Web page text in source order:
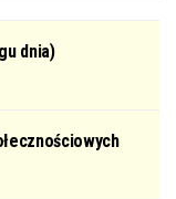
dnia)